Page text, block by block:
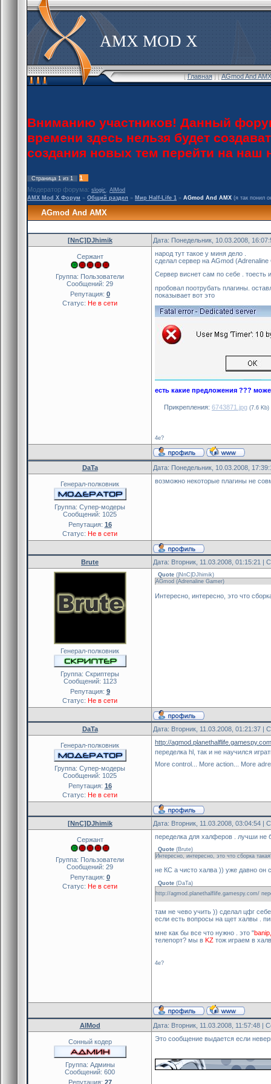
AMX MOD X
[Главная] [AGmod And
Вниманию участников! Данный
времени здесь нельзя будет
создания новых тем перейти на
Страница 1 из 1
1
Модератор форума: slogic
AlMod
AMX Mod X Форум » Общий раздел » Мир Half-Life 1 » AGmod And AMX (я так понил
AGmod And AMX
[NnC]DJhimik Дата: Понедельник, 10.03.2008,
Сержант
Группа: Пользователи
Сообщений: 29
Репутация: 0
Статус: Не в сети
народ тут такое у миня дело .
сделал сервер на AGmod
Сервер виснет сам по себе . тоесть
пробовал поотрубать плагины.
показывает вот это
есть какие предложения ???
Прикрепления: 6743871.jpg (7.6 Kb)
4e?
DaTa Дата: Понедельник, 10.03.2008,
Генерал-полковник
Группа: Cупер-модеры
Сообщений: 1025
Репутация: 16
Статус: Не в сети
возможно некоторые плагины не
Brute Дата: Вторник, 11.03.2008, 01:15:21 |
Генерал-полковник
Группа: Скриптеры
Сообщений: 1123
Репутация: 9
Статус: Не в сети
Quote ( |NnC|DJhimik)
AGmod (Adrenaline Gamer)
Интересно, интересно, это что
DaTa Дата: Вторник, 11.03.2008, 01:21:37 |
Генерал-полковник
Группа: Cупер-модеры
Сообщений: 1025
Репутация: 16
Статус: Не в сети
http://
переделка hl, так и не научился
More control... More action... More
[NnC]DJhimik Дата: Вторник, 11.03.2008, 03:04:54 |
Сержант
Группа: Пользователи
Сообщений: 29
Репутация: 0
Статус: Не в сети
переделка для халферов . лучши не
Quote (Brute)
Интересно, интересно, это что сборка
не КС а чисто халва )) уже давно он
Quote (DaTa)
http://agmod.planethalflife.gamespy.com/
там не чево учить )) сделал цфг
если есть вопросы на щет халвы .
мне как бы все что нужно . это "
телепорт? мы в KZ тож играем в
4e?
AlMod Дата: Вторник, 11.03.2008, 11:57:48 |
Сонный кодер
Группа: Админы
Сообщений: 600
Репутация: 27
Это сообщение выдается если